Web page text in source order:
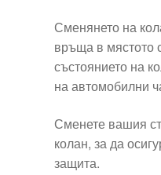
Сменянето на
връща в мястото
състоянието на
на автомобилни
Сменете вашия
колан, за да
защита.